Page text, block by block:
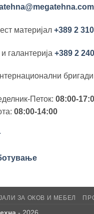
материјал +389 2
галантерија +389 2
Петок: 08:00-
08:00-14:00
ЗА ОКОВ И МЕБЕЛ
- 2026